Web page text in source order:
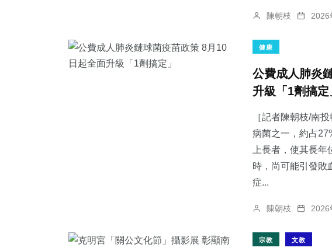
陳朝枝 2026
健康
公費成人肺炎
升級「1劑搞定
［記者陳朝枝/南
病菌之一，約占
上長者，使其長
時，尚可能引發敗
症...
陳朝枝 2026
宗教 文教